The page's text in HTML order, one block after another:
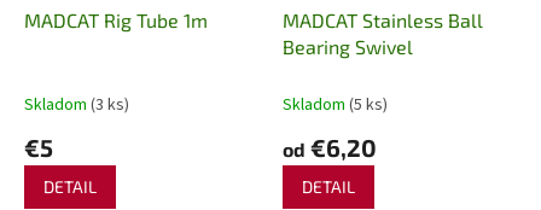
MADCAT Rig Tube 1m
Skladom (3 ks)
€5
DETAIL
MADCAT Stainless Ball
Bearing Swivel
Skladom (5 ks)
od €6,20
DETAIL